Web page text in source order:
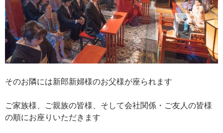
そのお隣には新郎新婦様のお父様が座られます
ご家族様、ご親族の皆様、そして会社関係・ご友人の皆様
の順にお座りいただきます